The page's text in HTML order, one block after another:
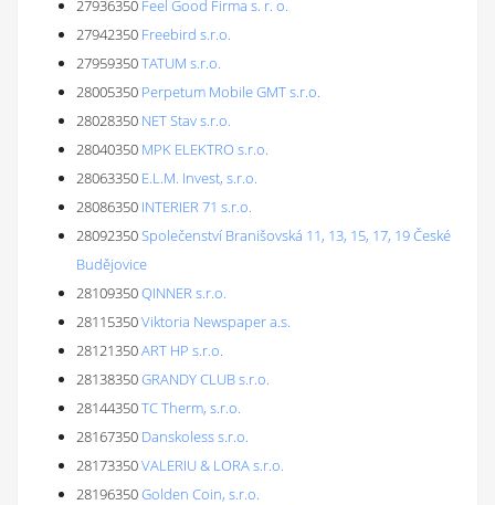
27936350 Feel Good Firma s. r. o.
27942350 Freebird s.r.o.
27959350TATUM s.r.o.
28005350 Perpetum Mobile GMT s.r.o.
28028350 NET Stav s.r.o.
28040350 MPK ELEKTRO s.r.o.
28063350 E.L.M. Invest, s.r.o.
28086350 INTERIER 71 s.r.o.
28092350Společenství Branišovská 11, 13, 15, 17, 19 České
Budějovice
28109350QINNER s.r.o.
28115350Viktoria Newspaper a.s.
28121350ART HP s.r.o.
28138350GRANDY CLUB s.r.o.
28144350TC Therm, s.r.o.
28167350 Danskoless s.r.o.
28173350VALERIU & LORA s.r.o.
28196350Golden Coin, s.r.o.